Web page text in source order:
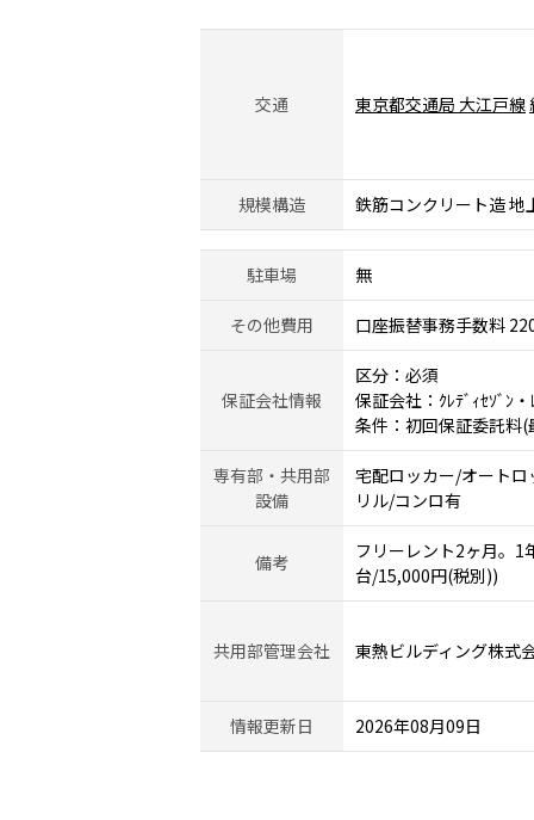
交通 東京都交通局 大江戸線
規模構造 鉄筋コンクリート造 地
駐車場 無
その他費用 口座振替事務手数料
保証会社情報
区分：必須
保証会社：ｸﾚﾃﾞｨｾｿﾞﾝ
条件：初回保証委託料
専有部・共用部
設備
宅配ロッカー/オート
リル/コンロ有
備考
フリーレント2ヶ月。1
台/15,000円(税別))
共用部管理会社 東熱ビルディング株式
情報更新日 2026年08月09日